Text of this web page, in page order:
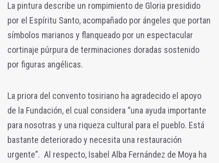
La pintura describe un rompimiento de Gloria presidido
por el Espíritu Santo, acompañado por ángeles que portan
símbolos marianos y flanqueado por un espectacular
cortinaje púrpura de terminaciones doradas sostenido
por figuras angélicas.
La priora del convento tosiriano ha agradecido el apoyo
de la Fundación, el cual considera “una ayuda importante
para nosotras y una riqueza cultural para el pueblo. Está
bastante deteriorado y necesita una restauración
urgente”. Al respecto, Isabel Alba Fernández de Moya ha